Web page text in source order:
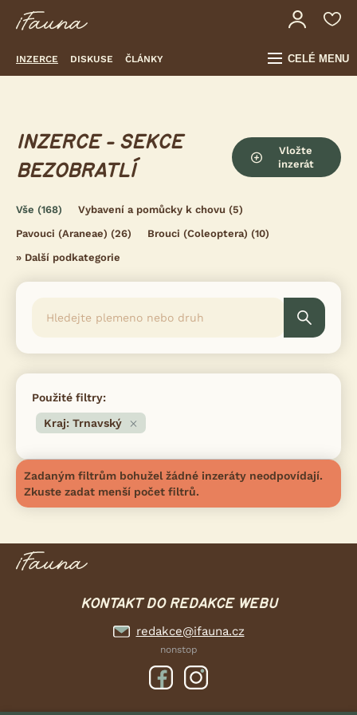
INZERCE DISKUSE ČLÁNKY CELÉ MENU
INZERCE - SEKCE
BEZOBRATLÍ
Vložte
inzerát
Vše (168) Vybavení a pomůcky k chovu (5)
Pavouci (Araneae) (26) Brouci (Coleoptera) (10)
» Další podkategorie
Použité filtry:
Kraj: Trnavský
Zadaným filtrům bohužel žádné inzeráty neodpovídají.
Zkuste zadat menší počet filtrů.
KONTAKT DO REDAKCE WEBU
redakce@ifauna.cz
nonstop